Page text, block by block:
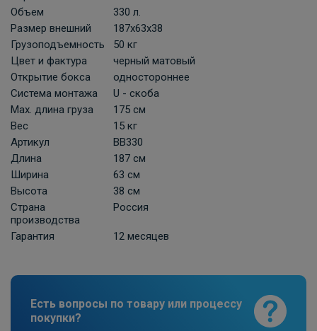
Объем
330 л.
Размер внешний
187x63x38
Грузоподъемность
50 кг
Цвет и фактура
черный матовый
Открытие бокса
одностороннее
Система монтажа
U - скоба
Мах. длина груза
175 см
Вес
15 кг
Артикул
BB330
Длина
187 см
Ширина
63 см
Высота
38 см
Страна
производства
Россия
Гарантия 12 месяцев
Есть вопросы по товару или процессу
покупки?